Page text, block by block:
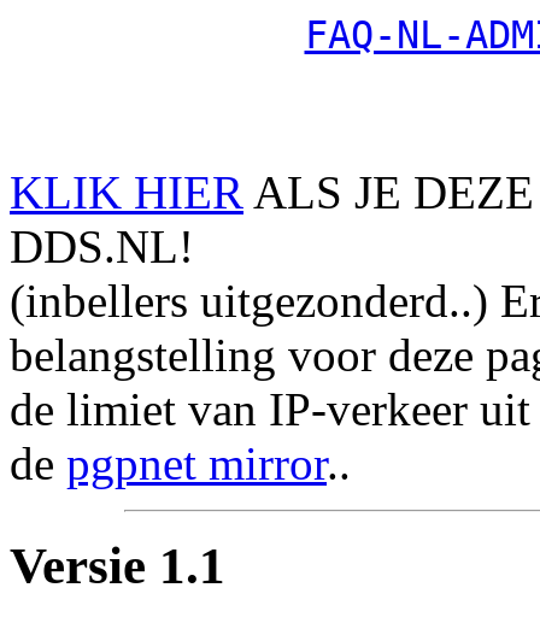
FAQ-NL-
KLIK HIER ALS JE
DDS.NL!
(inbellers uitgezonderd..)
belangstelling voor deze
de limiet van IP-verkeer
de pgpnet mirror..
Versie 1.1